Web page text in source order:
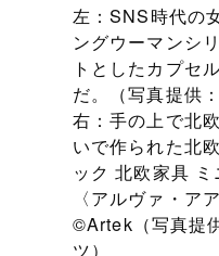
左：SNS時代の
ングウーマンシ
トとしたカプセ
だ。（写真提供
右：手の上で北
いで作られた北
ック 北欧家具
〈アルヴァ・ア
©Artek（写真提
ツ）